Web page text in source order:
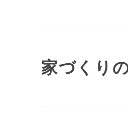
家づくり